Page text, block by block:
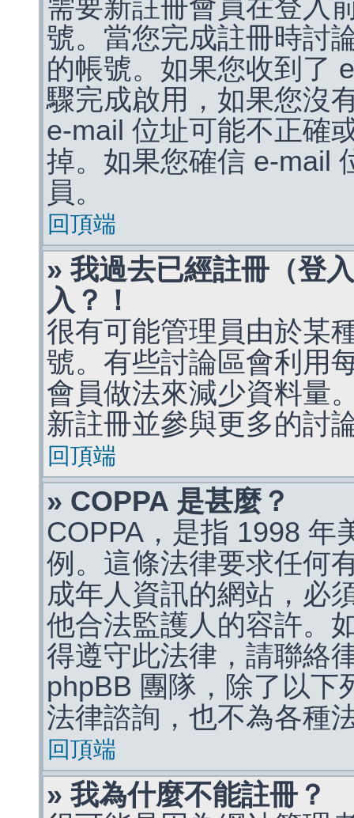
需要新註冊會員在登入
號。當您完成註冊時討
的帳號。如果您收到了
驟完成啟用，如果您沒
e-mail 位址可能不正確
掉。如果您確信 e-mail
員。
回頂端
» 我過去已經註冊（登
入？！
很有可能管理員由於某
號。有些討論區會利用
會員做法來減少資料量
新註冊並參與更多的討
回頂端
» COPPA 是甚麼？
COPPA，是指 1998 年
例。這條法律要求任何
成年人資訊的網站，必
他合法監護人的容許。
得遵守此法律，請聯絡
phpBB 團隊，除了以下
法律諮詢，也不為各種
回頂端
» 我為什麼不能註冊？